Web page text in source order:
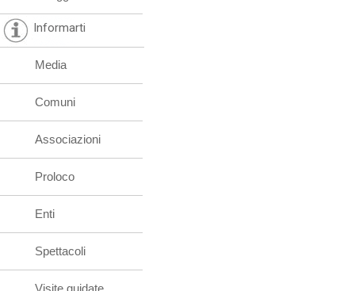
Informarti
Media
Comuni
Associazioni
Proloco
Enti
Spettacoli
Visite guidate